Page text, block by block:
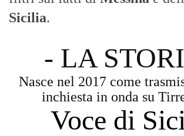
Sicilia.
- LA
Nasce nel 2017 come
inchiesta in onda su
Voce di